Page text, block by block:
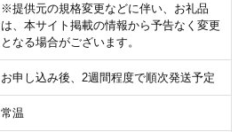
※提供元の規格変更などに伴い、お礼品
は、本サイト掲載の情報から予告なく変更
となる場合がございます。
お申し込み後、2週間程度で順次発送予定
常温